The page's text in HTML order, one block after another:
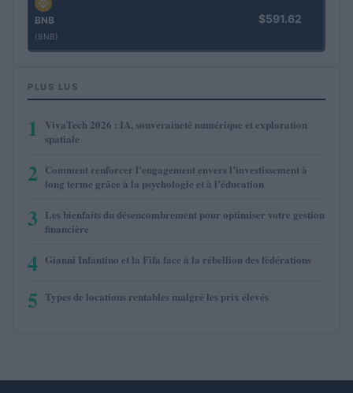
BNB
(BNB)
$591.62
PLUS LUS
1
VivaTech 2026 : IA, souveraineté numérique et exploration
spatiale
2 Comment renforcer l’engagement envers l’investissement à
long terme grâce à la psychologie et à l’éducation
3 Les bienfaits du désencombrement pour optimiser votre gestion
financière
4 Gianni Infantino et la Fifa face à la rébellion des fédérations
5 Types de locations rentables malgré les prix élevés